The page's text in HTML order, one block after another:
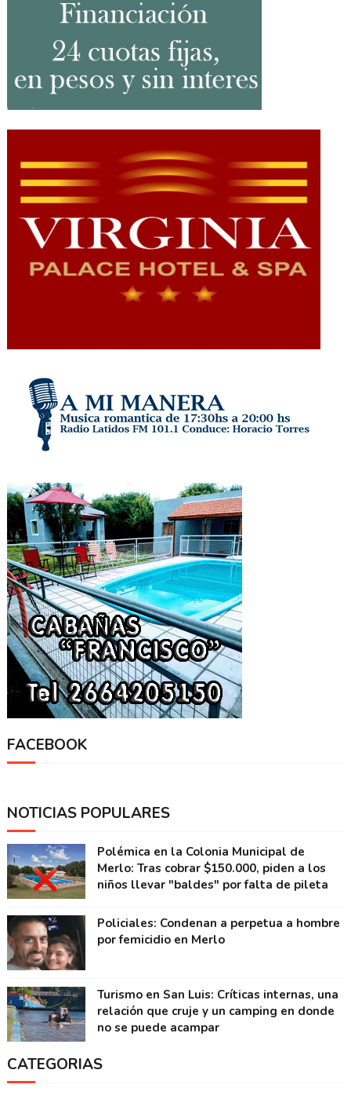
FACEBOOK
NOTICIAS POPULARES
Polémica en la Colonia Municipal de
Merlo: Tras cobrar $150.000, piden a los
niños llevar "baldes" por falta de pileta
Policiales: Condenan a perpetua a hombre
por femicidio en Merlo
Turismo en San Luis: Críticas internas, una
relación que cruje y un camping en donde
no se puede acampar
CATEGORIAS